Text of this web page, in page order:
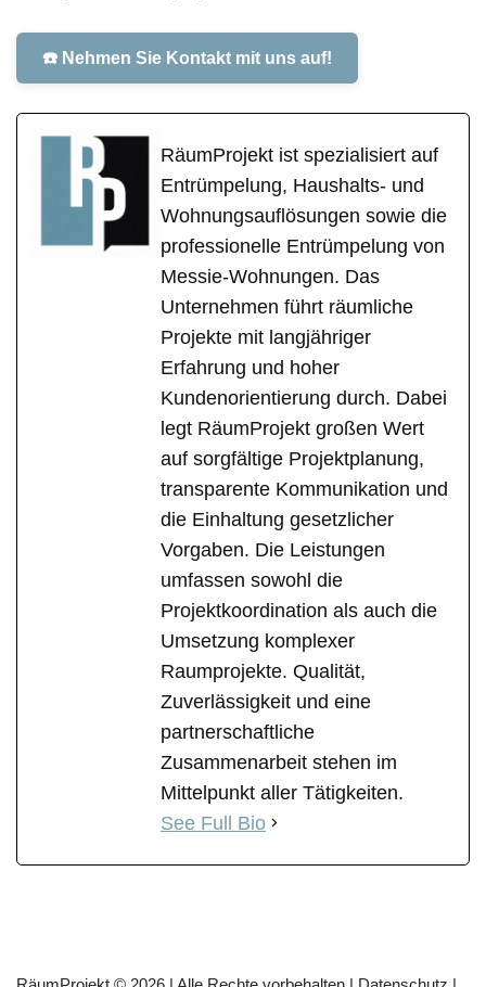
☎️ Nehmen Sie Kontakt mit uns auf!
RäumProjekt ist spezialisiert auf
Entrümpelung, Haushalts- und
Wohnungsauflösungen sowie die
professionelle Entrümpelung von
Messie-Wohnungen. Das
Unternehmen führt räumliche
Projekte mit langjähriger
Erfahrung und hoher
Kundenorientierung durch. Dabei
legt RäumProjekt großen Wert
auf sorgfältige Projektplanung,
transparente Kommunikation und
die Einhaltung gesetzlicher
Vorgaben. Die Leistungen
umfassen sowohl die
Projektkoordination als auch die
Umsetzung komplexer
Raumprojekte. Qualität,
Zuverlässigkeit und eine
partnerschaftliche
Zusammenarbeit stehen im
Mittelpunkt aller Tätigkeiten.
See Full Bio